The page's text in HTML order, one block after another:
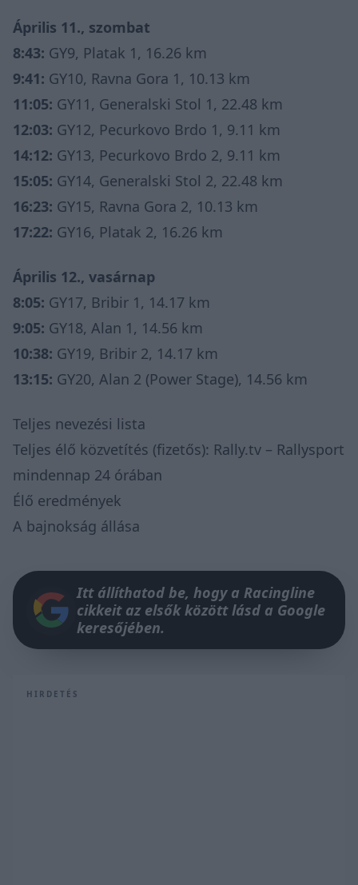
Április 11., szombat
8:43: GY9, Platak 1, 16.26 km
9:41: GY10, Ravna Gora 1, 10.13 km
11:05: GY11, Generalski Stol 1, 22.48 km
12:03: GY12, Pecurkovo Brdo 1, 9.11 km
14:12: GY13, Pecurkovo Brdo 2, 9.11 km
15:05: GY14, Generalski Stol 2, 22.48 km
16:23: GY15, Ravna Gora 2, 10.13 km
17:22: GY16, Platak 2, 16.26 km
Április 12., vasárnap
8:05: GY17, Bribir 1, 14.17 km
9:05: GY18, Alan 1, 14.56 km
10:38: GY19, Bribir 2, 14.17 km
13:15: GY20, Alan 2 (Power Stage), 14.56 km
Teljes nevezési lista
Teljes élő közvetítés (fizetős): Rally.tv – Rallysport
mindennap 24 órában
Élő eredmények
A bajnokság állása
Itt állíthatod be, hogy a Racingline
cikkeit az elsők között lásd a Google
keresőjében.
HIRDETÉS